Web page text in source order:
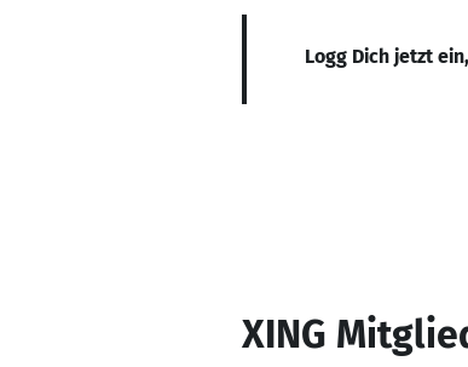
Logg Dich jetzt
XING